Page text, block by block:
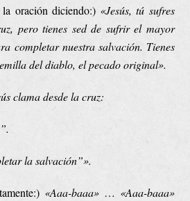
oración diciendo:) «Jesús, tú sufres
pero tienes sed de sufrir el mayor
completar nuestra salvación. Tienes
del diablo, el pecado original».
clama desde la cruz:
la salvación”».
«Aaa-baaa» … «Aaa-baaa»